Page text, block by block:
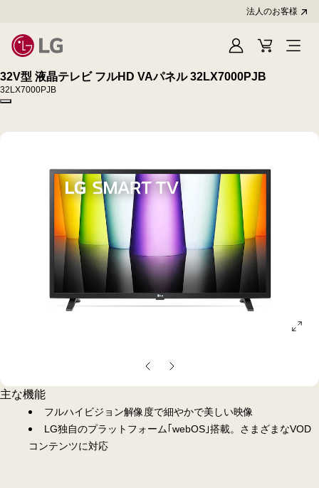
法人のお客様
Sign
In
Cart
32V型 液晶テレビ フルHD VAパネル 32LX7000PJB
32LX7000PJB
Copy model name
前
の
ス
ラ
次
の
ラ
主な機能
フルハイビジョン解像度で細やかで美しい映像
LG独自のプラットフォーム｢webOS｣搭載。さまざまなVOD
コンテンツに対応